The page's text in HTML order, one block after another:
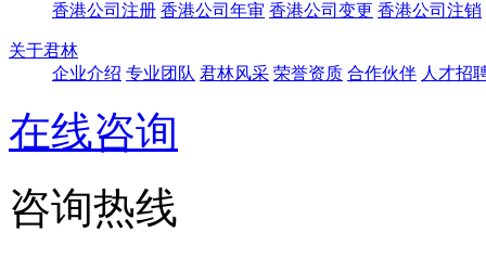
香港公司注册 香港公司年审 香港公司变更 香港公司注销
关于君林
企业介绍 专业团队 君林风采 荣誉资质 合作伙伴 人才招
在线咨询
咨询热线